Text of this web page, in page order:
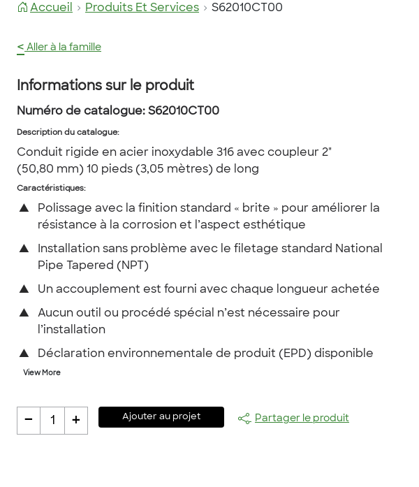
Accueil Produits Et Services S62010CT00
< Aller à la famille
Informations sur le produit
Numéro de catalogue: S62010CT00
Description du catalogue:
Conduit rigide en acier inoxydable 316 avec coupleur 2"
(50,80 mm) 10 pieds (3,05 mètres) de long
Caractéristiques:
▲
Polissage avec la finition standard « brite » pour améliorer la
résistance à la corrosion et l’aspect esthétique
▲
Installation sans problème avec le filetage standard National
Pipe Tapered (NPT)
▲ Un accouplement est fourni avec chaque longueur achetée
▲
Aucun outil ou procédé spécial n’est nécessaire pour
l’installation
▲ Déclaration environnementale de produit (EPD) disponible
View More
- 1 + Ajouter au projet Partager le produit